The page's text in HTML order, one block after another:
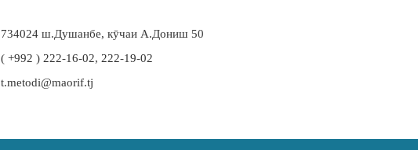
734024 ш.Душанбе, кӯчаи А.Дониш 50
( +992 ) 222-16-02, 222-19-02
t.metodi@maorif.tj